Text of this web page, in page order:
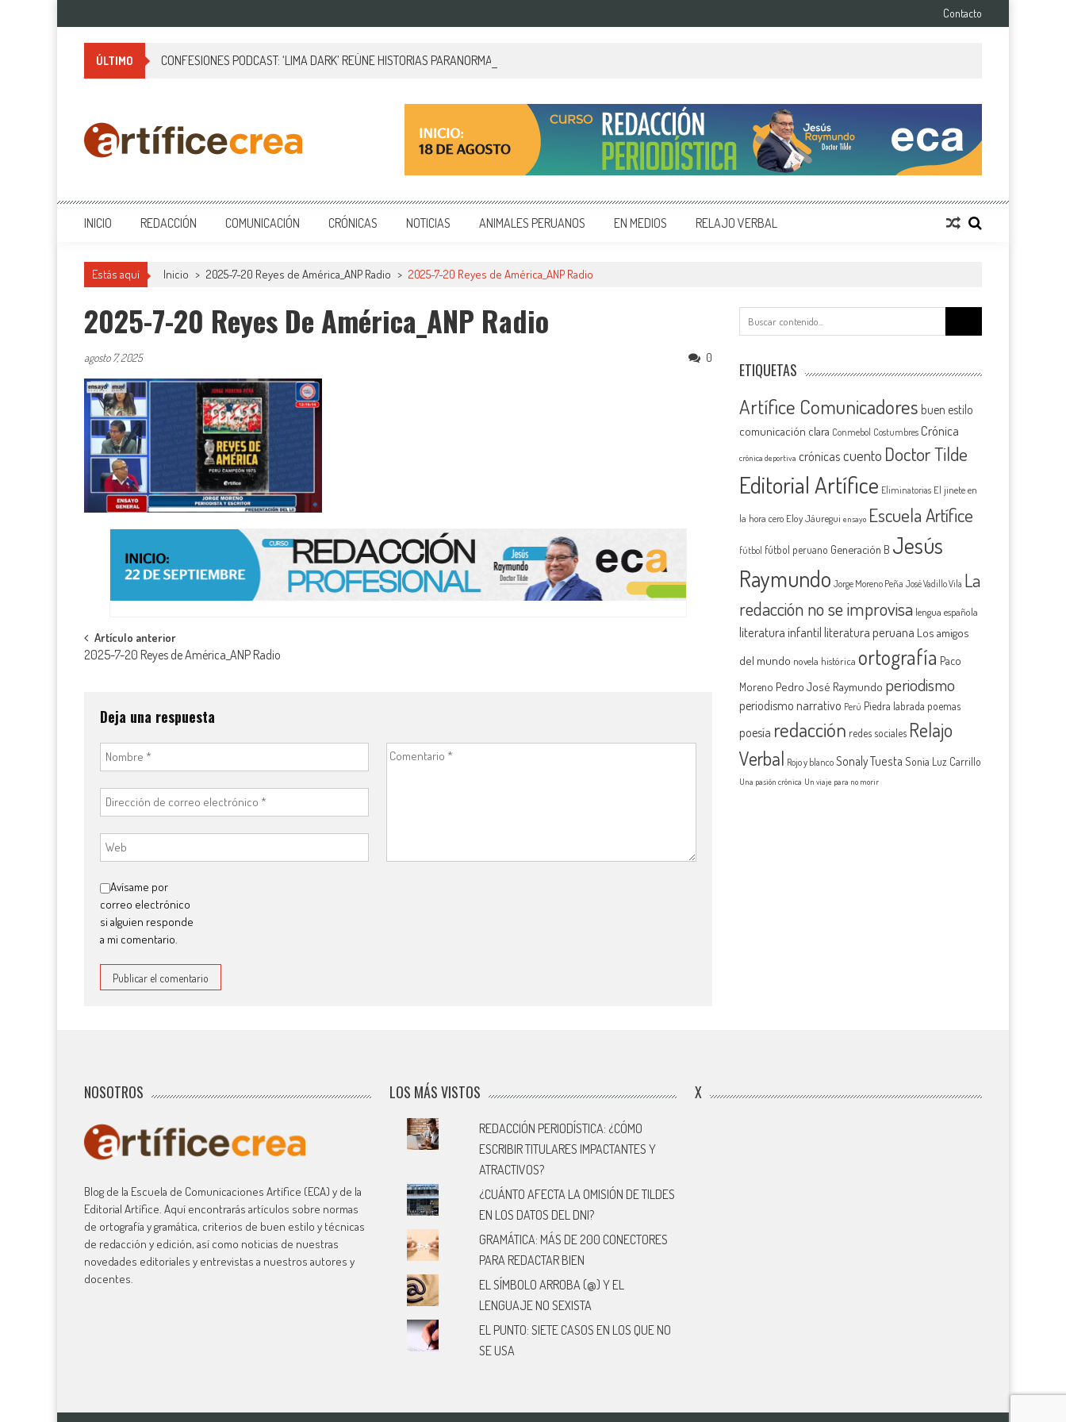
al
contenido
Contacto
ÚLTIMO CONFESIONES PODCAST: ‘LIMA DARK’ REÚNE HISTORIAS PARANORMALES DE PALACIO DE GOBIERNO
Blog de Artífice Comunicadores, elaboramos contenidos periodísticos y editoriales en diversos formatos, capacitamos en temas de comunicación y educación.
INICIO REDACCIÓN COMUNICACIÓN CRÓNICAS NOTICIAS ANIMALES PERUANOS EN MEDIOS RELAJO VERBAL
Estás aquí Inicio > 2025-7-20 Reyes de América_ANP Radio > 2025-7-20 Reyes de América_ANP Radio
2025-7-20 Reyes De América_ANP Radio
agosto 7, 2025 0
Navegación
entradas
Artículo anterior
2025-7-20 Reyes de América_ANP Radio
Deja una respuesta
Avísame por
correo electrónico
si alguien responde
a mi comentario.
ETIQUETAS
Artífice Comunicadores buen estilo
comunicación clara Conmebol Costumbres Crónica
crónica deportiva crónicas cuento Doctor Tilde
Editorial Artífice Eliminatorias El jinete en
la hora cero Eloy Jáuregui ensayo Escuela Artífice
fútbol fútbol peruano Generación B Jesús
Raymundo Jorge Moreno Peña José Vadillo Vila La
redacción no se improvisa lengua española
literatura infantil literatura peruana Los amigos
del mundo novela histórica ortografía Paco
Moreno Pedro José Raymundo periodismo
periodismo narrativo Perú Piedra labrada poemas
poesía redacción redes sociales Relajo
Verbal Rojo y blanco Sonaly Tuesta Sonia Luz Carrillo
Una pasión crónica Un viaje para no morir
NOSOTROS
Blog de la Escuela de Comunicaciones Artífice (ECA) y de la
Editorial Artífice. Aquí encontrarás artículos sobre normas
de ortografía y gramática, criterios de buen estilo y técnicas
de redacción y edición, así como noticias de nuestras
novedades editoriales y entrevistas a nuestros autores y
docentes.
LOS MÁS VISTOS
REDACCIÓN PERIODÍSTICA: ¿CÓMO
ESCRIBIR TITULARES IMPACTANTES Y
ATRACTIVOS?
¿CUÁNTO AFECTA LA OMISIÓN DE TILDES
EN LOS DATOS DEL DNI?
GRAMÁTICA: MÁS DE 200 CONECTORES
PARA REDACTAR BIEN
EL SÍMBOLO ARROBA (@) Y EL
LENGUAJE NO SEXISTA
EL PUNTO: SIETE CASOS EN LOS QUE NO
SE USA
X